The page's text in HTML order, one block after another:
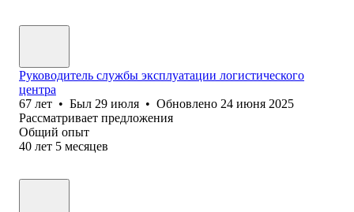
Руководитель службы эксплуатации логистического
центра
67 лет • Был 29 июля • Обновлено 24 июня 2025
Рассматривает предложения
Общий опыт
40 лет 5 месяцев